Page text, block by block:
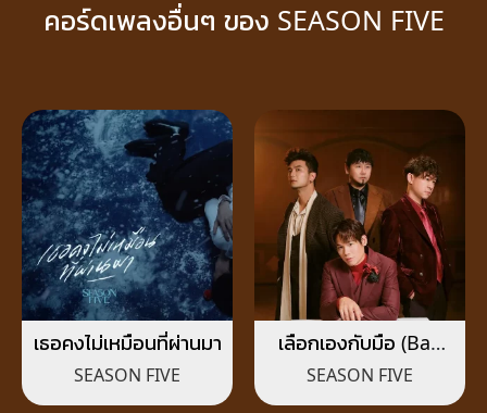
คอร์ดเพลงอื่นๆ ของ SEASON FIVE
เธอคงไม่เหมือนที่ผ่านมา
SEASON FIVE
เลือกเองกับมือ (Bad
Choices)
SEASON FIVE